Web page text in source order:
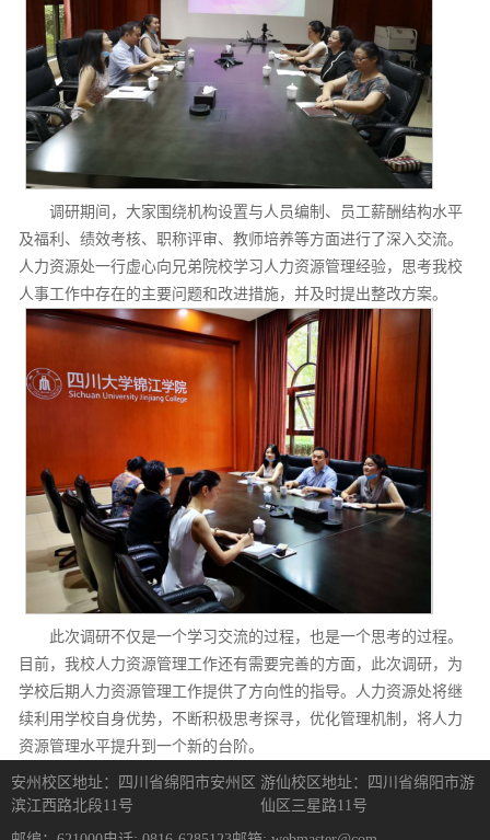
调研期间，大家围绕机构设置与人员编制、员工薪酬结构水平
及福利、绩效考核、职称评审、教师培养等方面进行了深入交流。
人力资源处一行虚心向兄弟院校学习人力资源管理经验，思考我校
人事工作中存在的主要问题和改进措施，并及时提出整改方案。
此次调研不仅是一个学习交流的过程，也是一个思考的过程。
目前，我校人力资源管理工作还有需要完善的方面，此次调研，为
学校后期人力资源管理工作提供了方向性的指导。人力资源处将继
续利用学校自身优势，不断积极思考探寻，优化管理机制，将人力
资源管理水平提升到一个新的台阶。
安州校区地址：四川省绵阳市安州区
滨江西路北段11号
游仙校区地址：四川省绵阳市游
仙区三星路11号